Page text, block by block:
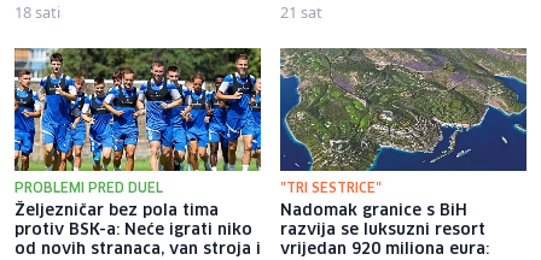
18 sati 21 sat
PROBLEMI PRED DUEL
Željezničar bez pola tima
protiv BSK-a: Neće igrati niko
od novih stranaca, van stroja i
"TRI SESTRICE"
Nadomak granice s BiH
razvija se luksuzni resort
vrijedan 920 miliona eura: